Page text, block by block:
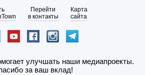
Перейти
в контакты
Карта
сайта
улучшать наши медиапроекты.
за ваш вклад!